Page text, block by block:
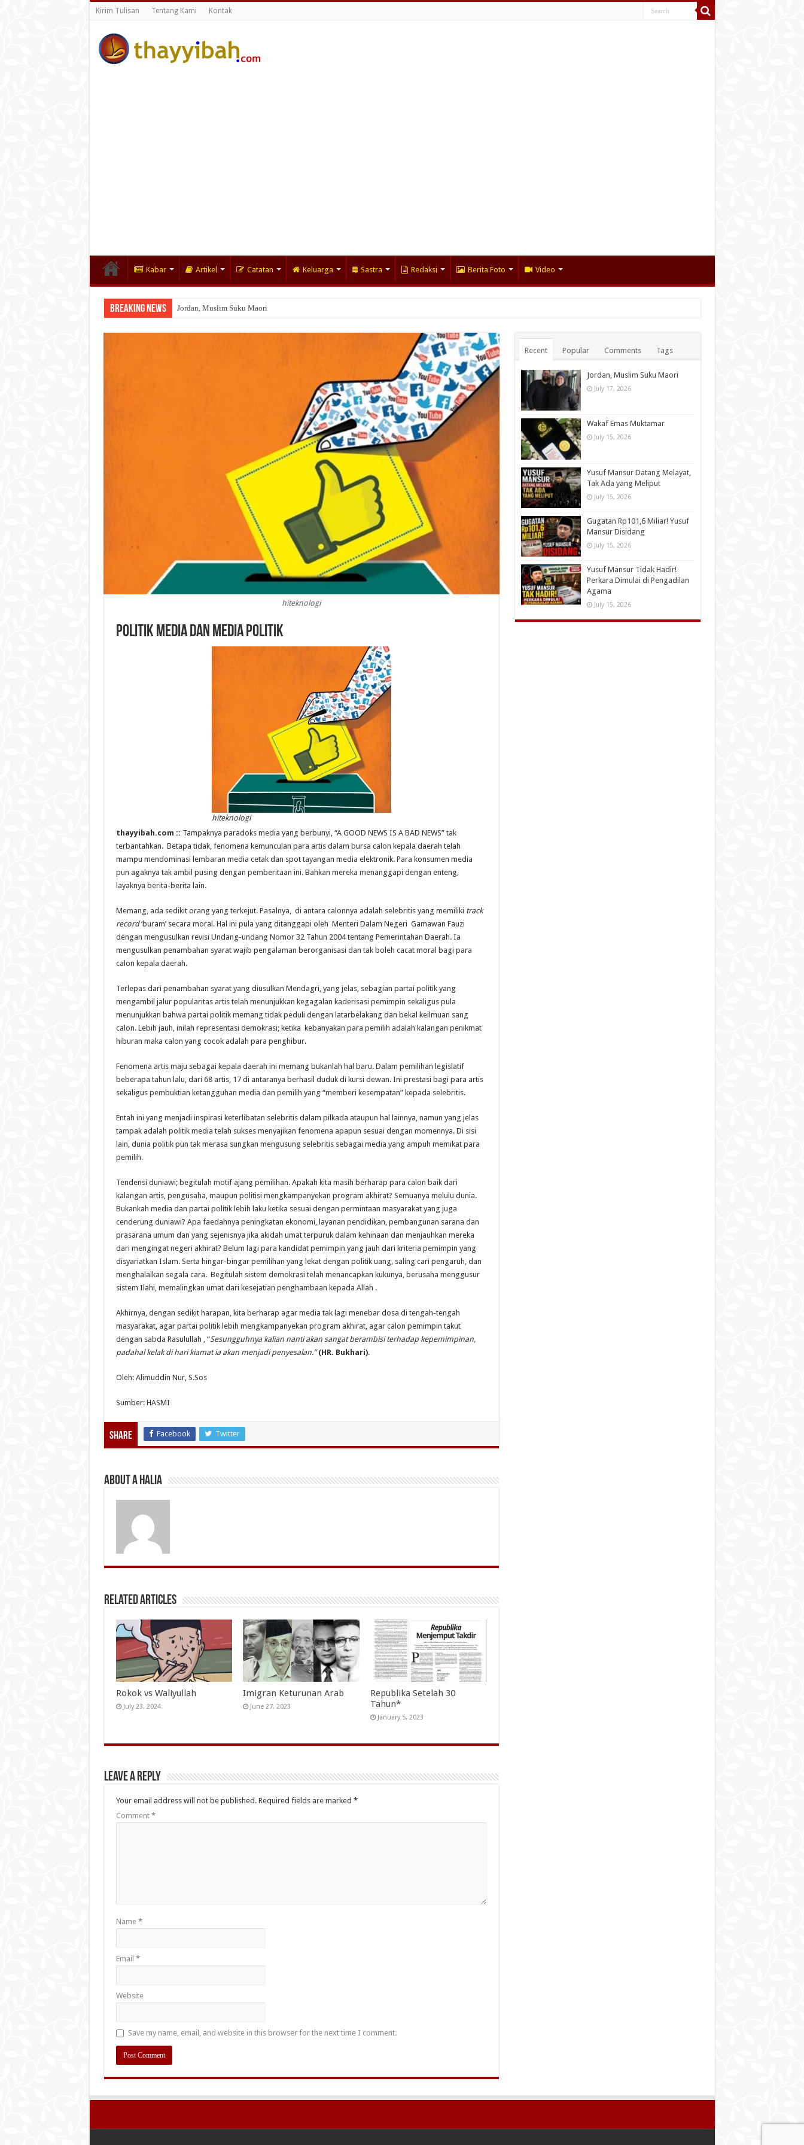
Kirim Tulisan Tentang Kami Kontak
Kabar Artikel Catatan Keluarga Sastra Redaksi Berita Foto Video
Breaking News Jordan, Muslim Suku Maori
Wakaf Emas Muktamar
hiteknologi
Politik Media dan Media Politik
hiteknologi
thayyibah.com :: Tampaknya paradoks media yang berbunyi, “A GOOD NEWS IS A BAD NEWS” tak
terbantahkan. Betapa tidak, fenomena kemunculan para artis dalam bursa calon kepala daerah telah
mampu mendominasi lembaran media cetak dan spot tayangan media elektronik. Para konsumen media
pun agaknya tak ambil pusing dengan pemberitaan ini. Bahkan mereka menanggapi dengan enteng,
layaknya berita-berita lain.
Memang, ada sedikit orang yang terkejut. Pasalnya, di antara calonnya adalah selebritis yang memiliki track
record‘buram’ secara moral. Hal ini pula yang ditanggapi oleh Menteri Dalam Negeri Gamawan Fauzi
dengan mengusulkan revisi Undang-undang Nomor 32 Tahun 2004 tentang Pemerintahan Daerah. Ia
mengusulkan penambahan syarat wajib pengalaman berorganisasi dan tak boleh cacat moral bagi para
calon kepala daerah.
Terlepas dari penambahan syarat yang diusulkan Mendagri, yang jelas, sebagian partai politik yang
mengambil jalur popularitas artis telah menunjukkan kegagalan kaderisasi pemimpin sekaligus pula
menunjukkan bahwa partai politik memang tidak peduli dengan latarbelakang dan bekal keilmuan sang
calon. Lebih jauh, inilah representasi demokrasi; ketika kebanyakan para pemilih adalah kalangan penikmat
hiburan maka calon yang cocok adalah para penghibur.
Fenomena artis maju sebagai kepala daerah ini memang bukanlah hal baru. Dalam pemilihan legislatif
beberapa tahun lalu, dari 68 artis, 17 di antaranya berhasil duduk di kursi dewan. Ini prestasi bagi para artis
sekaligus pembuktian ketangguhan media dan pemilih yang “memberi kesempatan” kepada selebritis.
Entah ini yang menjadi inspirasi keterlibatan selebritis dalam pilkada ataupun hal lainnya, namun yang jelas
tampak adalah politik media telah sukses menyajikan fenomena apapun sesuai dengan momennya. Di sisi
lain, dunia politik pun tak merasa sungkan mengusung selebritis sebagai media yang ampuh memikat para
pemilih.
Tendensi duniawi; begitulah motif ajang pemilihan. Apakah kita masih berharap para calon baik dari
kalangan artis, pengusaha, maupun politisi mengkampanyekan program akhirat? Semuanya melulu dunia.
Bukankah media dan partai politik lebih laku ketika sesuai dengan permintaan masyarakat yang juga
cenderung duniawi? Apa faedahnya peningkatan ekonomi, layanan pendidikan, pembangunan sarana dan
prasarana umum dan yang sejenisnya jika akidah umat terpuruk dalam kehinaan dan menjauhkan mereka
dari mengingat negeri akhirat? Belum lagi para kandidat pemimpin yang jauh dari kriteria pemimpin yang
disyariatkan Islam. Serta hingar-bingar pemilihan yang lekat dengan politik uang, saling cari pengaruh, dan
menghalalkan segala cara. Begitulah sistem demokrasi telah menancapkan kukunya, berusaha menggusur
sistem Ilahi, memalingkan umat dari kesejatian penghambaan kepada Allah .
Akhirnya, dengan sedikit harapan, kita berharap agar media tak lagi menebar dosa di tengah-tengah
masyarakat, agar partai politik lebih mengkampanyekan program akhirat, agar calon pemimpin takut
dengan sabda Rasulullah , “Sesungguhnya kalian nanti akan sangat berambisiterhadap kepemimpinan,
padahal kelak di hari kiamat ia akan menjadi penyesalan.” (HR. Bukhari).
Oleh: Alimuddin Nur, S.Sos
Sumber: HASMI
Share Facebook Twitter
About A Halia
Related Articles
Rokok vs Waliyullah
July 23, 2024
Imigran Keturunan Arab
June 27, 2023
Republika Setelah 30
Tahun*
January 5, 2023
Leave a Reply
Your email address will not be published. Required fields are marked *
Comment *
Name *
Email *
Website
Save my name, email, and website in this browser for the next time I comment.
Recent Popular Comments Tags
Jordan, Muslim Suku Maori
July 17, 2026
Wakaf Emas Muktamar
July 15, 2026
Yusuf Mansur Datang Melayat,
Tak Ada yang Meliput
July 15, 2026
Gugatan Rp101,6 Miliar! Yusuf
Mansur Disidang
July 15, 2026
Yusuf Mansur Tidak Hadir!
Perkara Dimulai di Pengadilan
Agama
July 15, 2026